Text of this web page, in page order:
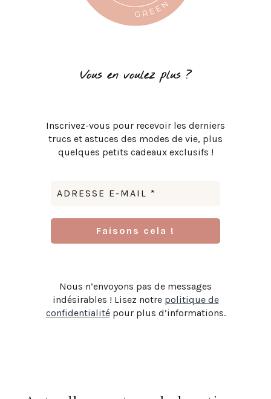
Vous en voulez plus ?
Inscrivez-vous pour recevoir les derniers
trucs et astuces des modes de vie, plus
quelques petits cadeaux exclusifs !
Nous n’envoyons pas de messages
indésirables ! Lisez notre politique de
confidentialitépour plus d’informations.